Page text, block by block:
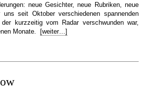
neue Gesichter, neue Rubriken, neue
seit Oktober verschiedenen spannenden
kurzzeitig vom Radar verschwunden war,
Monate.
[weiter…]